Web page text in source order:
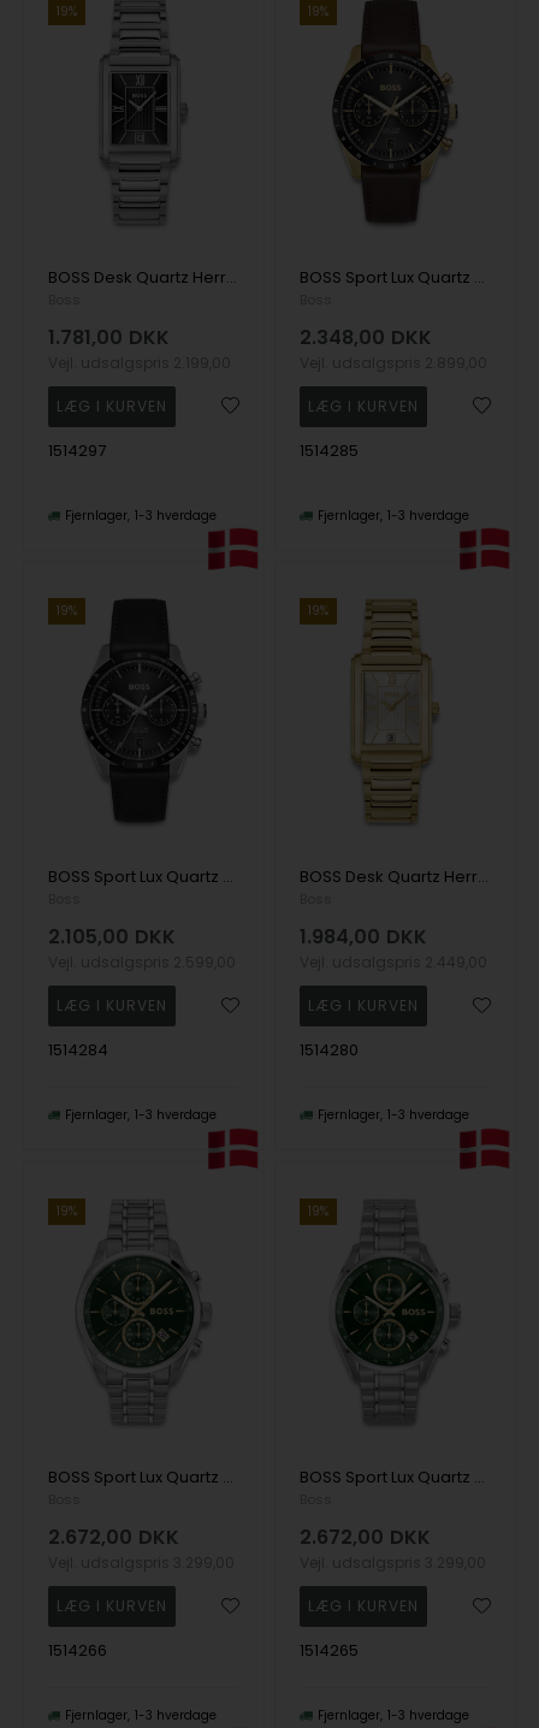
19%
BOSS Desk Quartz Herre m/lænke
1.781,00 DKK
1514297
Fjernlager 1-3 hverdage
19%
BOSS Sport Lux Quartz Herre m/rem
2.348,00 DKK
1514285
Fjernlager 1-3 hverdage
19%
BOSS Sport Lux Quartz Herre m/rem
2.105,00 DKK
1514284
Fjernlager 1-3 hverdage
19%
BOSS Desk Quartz Herre m/lænke
1.984,00 DKK
1514280
Fjernlager 1-3 hverdage
19%
BOSS Sport Lux Quartz Herre m/lænke
2.672,00 DKK
1514266
Fjernlager 1-3 hverdage
19%
BOSS Sport Lux Quartz Herre m/lænke
2.672,00 DKK
1514265
Fjernlager 1-3 hverdage